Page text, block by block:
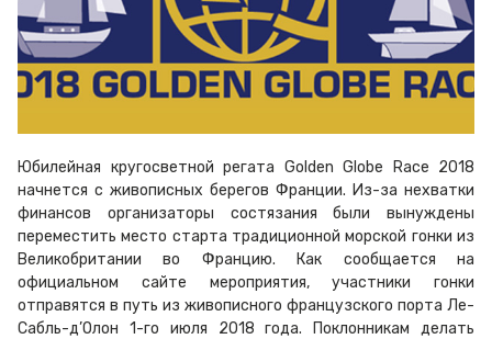
Юбилейная кругосветной регата Golden Globe Race 2018
начнется с живописных берегов Франции. Из-за нeхватки
финансов организаторы состязания были вынуждены
переместить место старта традиционной морской гонки из
Великобритании во Францию. Как сообщается на
официальном сайте мероприятия, участники гонки
отправятся в путь из живописного французского порта Ле-
Сабль-д’Олон 1-го июля 2018 года. Поклонникам делать